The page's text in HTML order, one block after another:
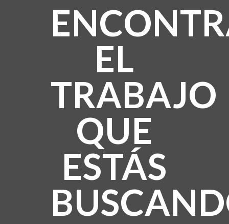
EL
TRABAJO
QUE
ESTÁS